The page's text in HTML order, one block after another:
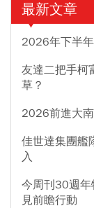
最新文章
2026年下半
友達二把手柯
草？
2026前進大
佳世達集團艦
入
今周刊30週年
見前瞻行動